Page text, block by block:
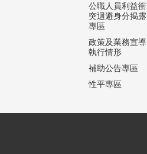
公職人員利益衝
突迴避身分揭露
專區
政策及業務宣導
執行情形
補助公告專區
性平專區